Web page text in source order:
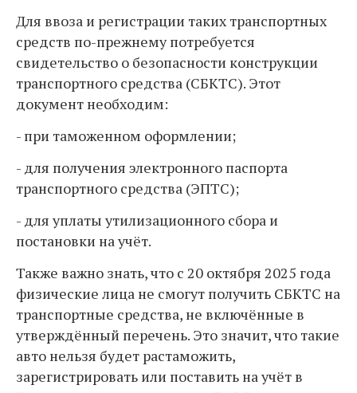
Для ввоза и регистрации таких транспортных
средств по-прежнему потребуется
свидетельство о безопасности конструкции
транспортного средства (СБКТС). Этот
документ необходим:
- при таможенном оформлении;
- для получения электронного паспорта
транспортного средства (ЭПТС);
- для уплаты утилизационного сбора и
постановки на учёт.
Также важно знать, что с 20 октября 2025 года
физические лица не смогут получить СБКТС на
транспортные средства, не включённые в
утверждённый перечень. Это значит, что такие
авто нельзя будет растаможить,
зарегистрировать или поставить на учёт в